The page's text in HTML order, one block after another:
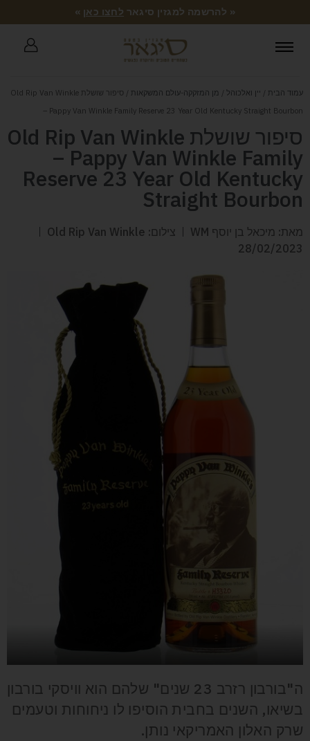
« להרשמה למגזין סיגאר לחצו כאן »
עמוד הבית / יין ואלכוהל / מן המזקקה-עולם המשקאות
/ סיפור שושלת Old Rip Van Winkle
– Pappy Van Winkle Family Reserve 23 Year Old Kentucky Straight Bourbon
סיפור שושלת Old Rip Van Winkle
– Pappy Van Winkle Family
Reserve 23 Year Old Kentucky
Straight Bourbon
מאת: מיכאל בן יוסף WM
צילום: Old Rip Van Winkle
28/02/2023
ה"בורבון רזרב 23 שנים" שלהם הוא וויסקי בורבון
בשיאו, השנים בחבית הוסיפו לו ניחוחות וטעמים
שרק האלון האמריקאי נותן.